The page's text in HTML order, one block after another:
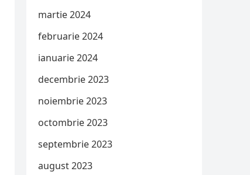
martie 2024
februarie 2024
ianuarie 2024
decembrie 2023
noiembrie 2023
octombrie 2023
septembrie 2023
august 2023